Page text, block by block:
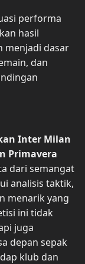
performa
hasil
menjadi dasar
dan
Inter Milan
Primavera
dari semangat
analisis taktik,
menarik yang
ini tidak
juga
depan sepak
klub dan